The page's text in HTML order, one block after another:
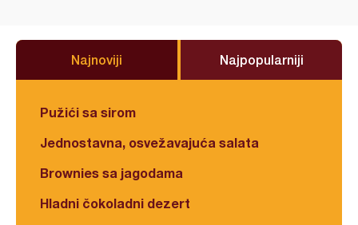
Najnoviji Najpopularniji
Pužići sa sirom
Jednostavna, osvežavajuća salata
Brownies sa jagodama
Hladni čokoladni dezert